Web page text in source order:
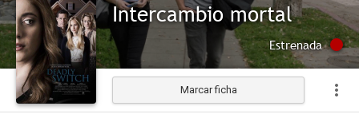
Intercambio mortal
Estrenada
Marcar ficha